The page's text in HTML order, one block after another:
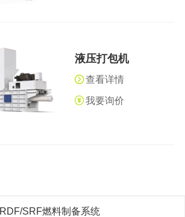
液压打包机
查看详情
我要询价
RDF/SRF燃料制备系统